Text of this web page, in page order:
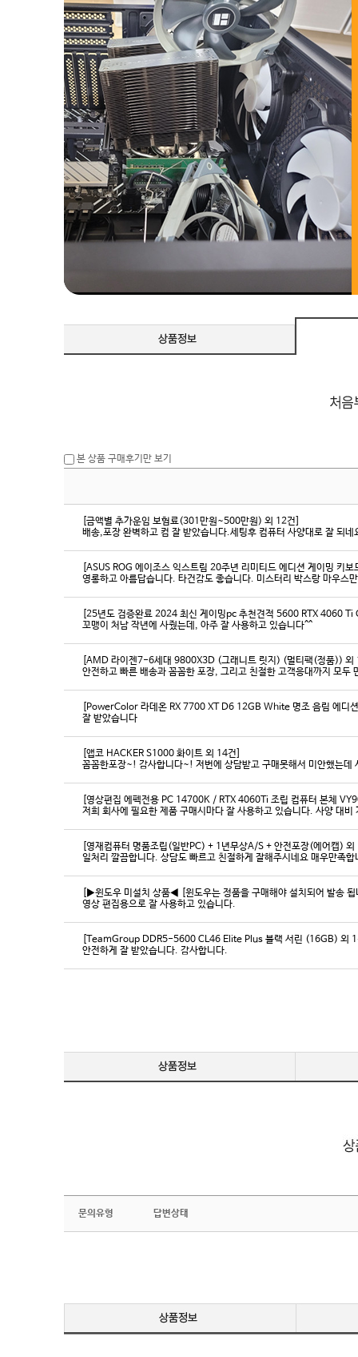
본 상품 구매후기만 보기
[금액별 추가운임 보험료(301만원~500만원) 외 12건]
배송,포장 완벽하고 컴 잘 받았습니다.세팅후 컴퓨터 사양대로 잘 되
[ASUS ROG 에이조스 익스트림 20주년 리미티드 에디션 게이밍 키
영롱하고 아름답습니다. 타건감도 좋습니다. 미스터리 박스랑 마우스
[25년도 검증완료 2024 최신 게이밍pc 추천견적 5600 RTX 4060
꼬맹이 처남 작년에 사줬는데, 아주 잘 사용하고 있습니다^^
[AMD 라이젠7-6세대 9800X3D (그래니트 릿지) (멀티팩(정품)) 외
[PowerColor 라데온 RX 7700 XT D6 12GB White 명조 음림 에디
잘 받았습니다
[앱코 HACKER S1000 화이트 외 14건]
꼼꼼한포장~! 감사합니다~! 저번에 상담받고 구매못해서 미안했는
[영상편집 에펙전용 PC 14700K / RTX 4060Ti 조립 컴퓨터 본체
[영재컴퓨터 명품조립(일반PC) + 1년무상A/S + 안전포장(에어캡)
일처리 깔끔합니다. 상담도 빠르고 친절하게 잘해주시네요 매우만족
[▶윈도우 미설치 상품◀ [윈도우는 정품을 구매해야 설치되어 발송
영상 편집용으로 잘 사용하고 있습니다.
[TeamGroup DDR5-5600 CL46 Elite Plus 블랙 서린 (16GB) 외
안전하게 잘 받았습니다. 감사합니다.
문의유형 답변상태